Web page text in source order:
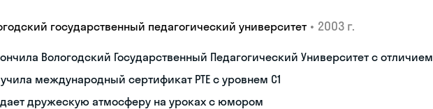
государственный педагогический университет • 2003 г.
Вологодский Государственный Педагогический Университет с отличием
международный сертификат PTE с уровнем C1
дружескую атмосферу на уроках с юмором